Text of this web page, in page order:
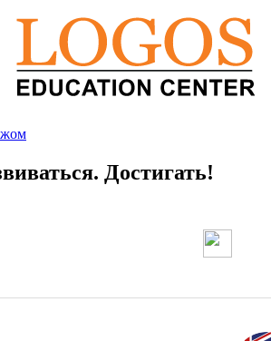
Достигать!